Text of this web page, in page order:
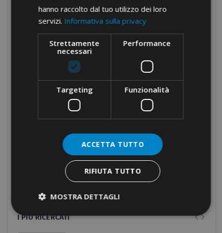
Guaine Termorestringenti
Componenti per quadri
Attrezzature manuali
Attrezzature oleodinamiche
Prodotti fuori catalogo
I PIÙ RICERCATI
hanno raccolto dal tuo utilizzo dei loro
servizi. Informativa sulla privacy
Strettamente
necessari
Performance
Targeting Funzionalità
ACCETTA TUTTO
RIFIUTA TUTTO
MOSTRA DETTAGLI